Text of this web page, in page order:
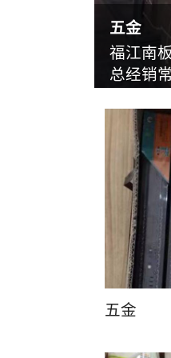
五金
福江南
总经销
五金